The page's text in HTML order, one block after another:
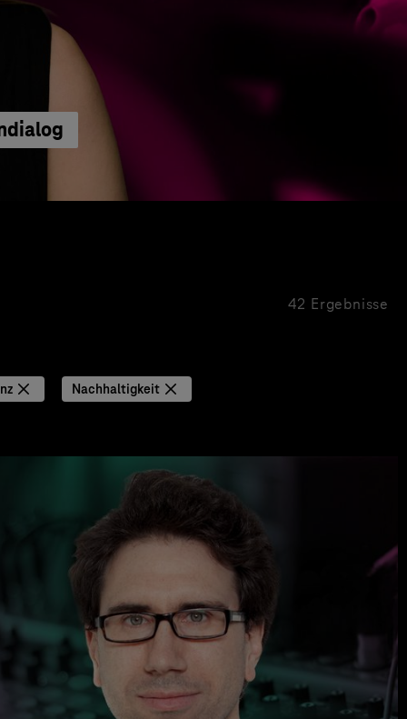
42 Ergebnisse
Nachhaltigkeit